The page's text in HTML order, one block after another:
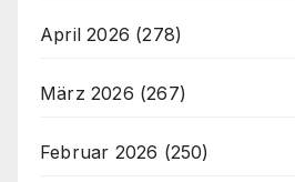
April 2026 (278)
März 2026 (267)
Februar 2026 (250)